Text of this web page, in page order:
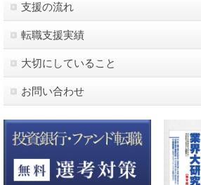
支援の流れ
転職支援実績
大切にしていること
お問い合わせ